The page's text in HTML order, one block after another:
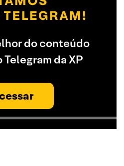
do conteúdo
da XP